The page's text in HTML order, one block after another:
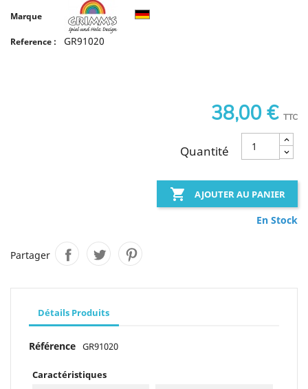
Marque
Reference : GR91020
38,00 € TTC
Quantité
 AJOUTER AU PANIER
En Stock
Partager
Détails Produits
Référence GR91020
Caractéristiques